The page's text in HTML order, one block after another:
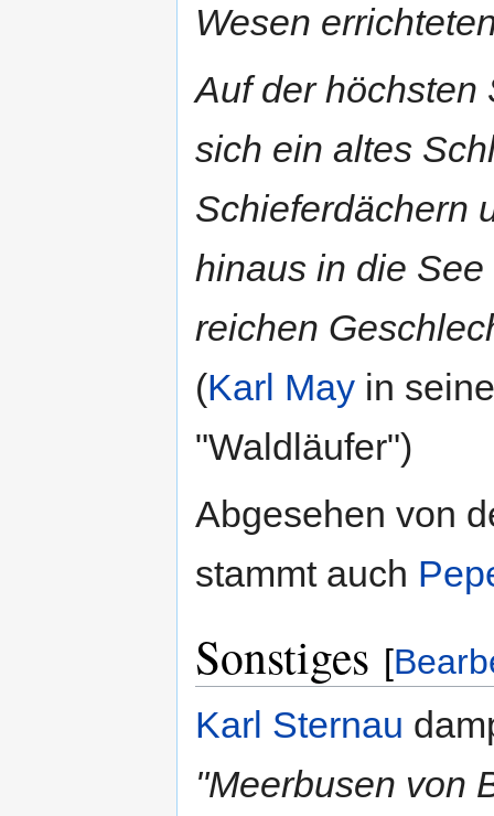
Wesen
Auf der höchsten
sich ein altes
Schieferdächern
hinaus in die
reichen
(Karl May in
"Waldläufer")
Abgesehen von
stammt auch
Sonstiges [
Karl Sternau
"Meerbusen von